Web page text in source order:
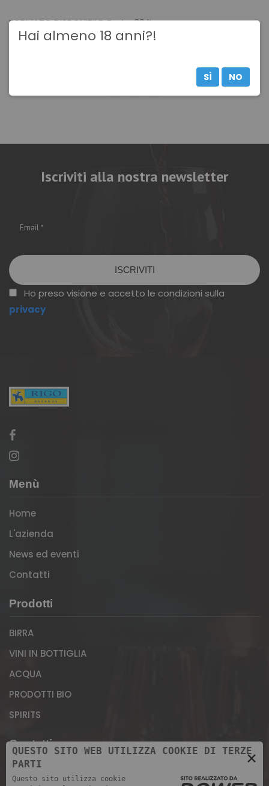
FORMATO DISPONIBILE: Fusto 30 lt
Iscriviti alla nostra newsletter
VuotoHo preso visione e accetto le condizioni sulla
privacy
Menù
Home
L'azienda
News ed eventi
Contatti
Prodotti
BIRRA
VINI IN BOTTIGLIA
ACQUA
PRODOTTI BIO
SPIRITS
Contatti
Magazzino: Via Giuseppe Morandini, 11 - 37069,
×
QUESTO SITO WEB UTILIZZA COOKIE DI TERZE
PARTI
Questo sito utilizza cookie
Hai almeno 18 anni?!
SÌ NO